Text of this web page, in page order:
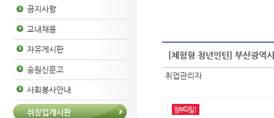
공지사항
교내채용
자유게시판
송원신문고
사회봉사안내
취창업게시판
[체험형 청년인턴] 부산광역
취업관리자
첨부파일1